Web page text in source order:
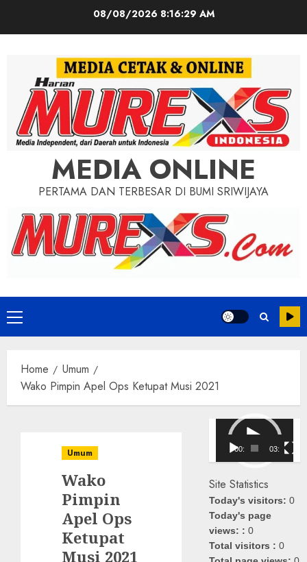
08/08/2026 8:16:31 AM
MEDIA ONLINE
PERTAMA DAN TERBESAR DI BUMI SRIWIJAYA
Primary
Menu
Home
Umum
Wako Pimpin Apel Ops Ketupat Musi 2021
Umum
Wako
Pimpin
Apel Ops
Ketupat
Musi 2021
Pemutar
Video
00:00 03:08
Site Statistics
Today's visitors:0
Today's page
views: :0
Total visitors :0